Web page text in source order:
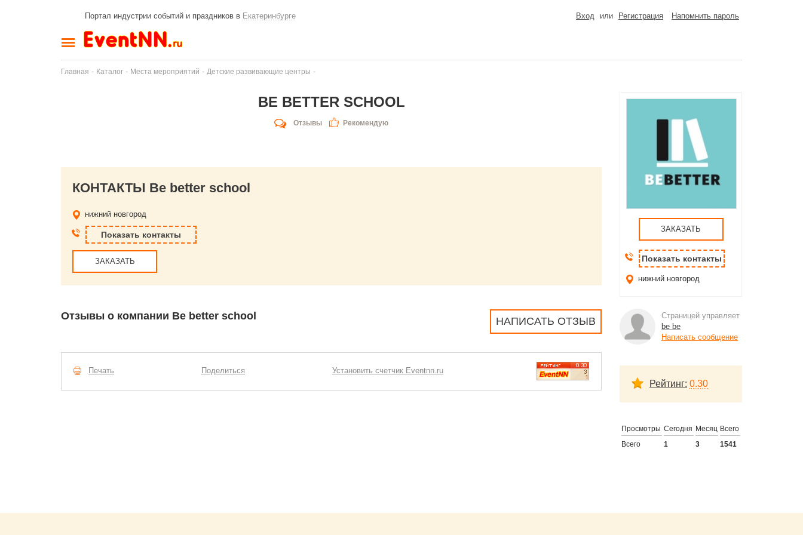
Портал индустрии событий и праздников в Екатеринбурге Вход или Регистрация Напомнить пароль
Главная - Каталог - Места мероприятий - Детские развивающие центры -
BE BETTER SCHOOL
Отзывы Рекомендую
КОНТАКТЫ Be better school
нижний новгород
Показать контакты
ЗАКАЗАТЬ
НАПИСАТЬ ОТЗЫВ
Отзывы о компании Be better school
Печать Поделиться Установить счетчик Eventnn.ru
ЗАКАЗАТЬ
Показать контакты
нижний новгород
Страницей управляет
be be
Написать сообщение
Рейтинг: 0.30
Просмотры Сегодня Месяц Всего
Всего
1 3 1541